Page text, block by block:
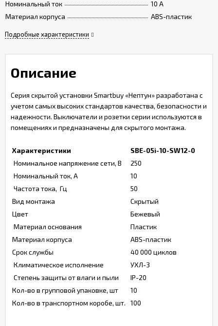
Номинальный ток
10 A
Материал корпуса
ABS-пластик
Подробные характеристики
Описание
Серия скрытой установки Smartbuy «Нептун» разработана с
учетом самых высоких стандартов качества, безопасности и
надежности. Выключатели и розетки серии используются в
помещениях и предназначены для скрытого монтажа.
Характеристики
SBE-05i-10-SW12-0
Номинальное напряжение сети, В
250
Номинальный ток, А
10
Частота тока, Гц
50
Вид монтажа
Скрытый
Цвет
Бежевый
Материал основания
Пластик
Материал корпуса
ABS-пластик
Срок службы
40 000 циклов
Климатическое исполнение
УХЛ-3
Степень защиты от влаги и пыли
IP-20
Кол-во в групповой упаковке, шт
10
Кол-во в транспортном коробе, шт.
100